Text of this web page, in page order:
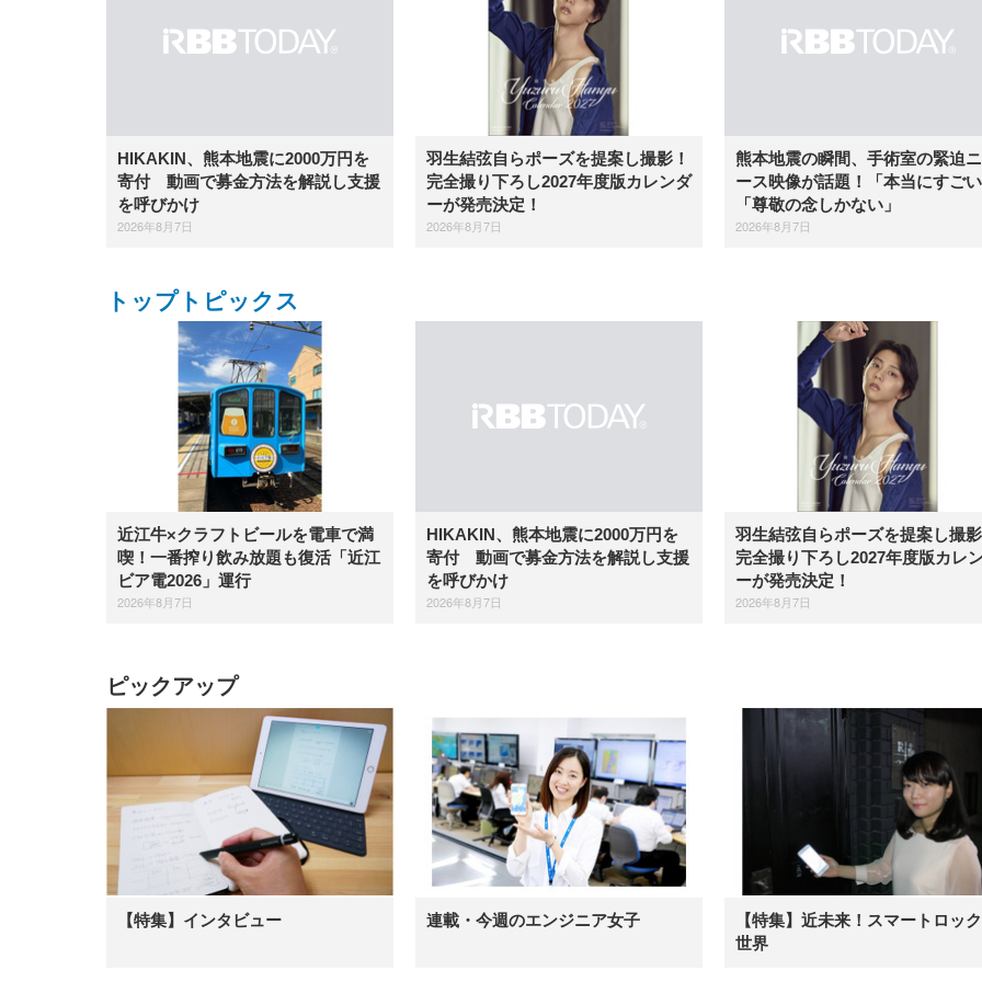
HIKAKIN、熊本地震に2000万円を
寄付 動画で募金方法を解説し支援
を呼びかけ
2026年8月7日
羽生結弦自らポーズを提案し撮影！
完全撮り下ろし2027年度版カレンダ
ーが発売決定！
2026年8月7日
熊本地震の瞬間、手術室の緊迫
ース映像が話題！「本当にすご
「尊敬の念しかない」
2026年8月7日
トップトピックス
近江牛×クラフトビールを電車で満
喫！一番搾り飲み放題も復活「近江
ビア電2026」運行
2026年8月7日
HIKAKIN、熊本地震に2000万円を
寄付 動画で募金方法を解説し支援
を呼びかけ
2026年8月7日
羽生結弦自らポーズを提案し撮
完全撮り下ろし2027年度版カレ
ーが発売決定！
2026年8月7日
ピックアップ
【特集】インタビュー 連載・今週のエンジニア女子
【特集】近未来！スマートロッ
世界